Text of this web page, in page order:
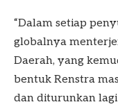
“Dalam setiap
globalnya
Daerah, yang
bentuk Renstra
dan diturunkan lagi